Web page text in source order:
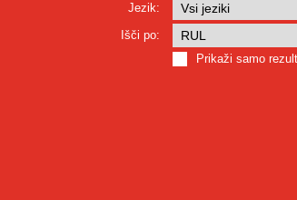
Jezik:
Išči po:
Prikaži samo